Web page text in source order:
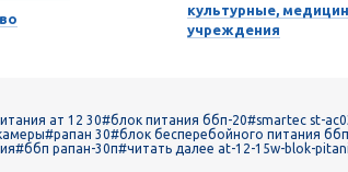
культурные,
учреждения
ат 12 30#блок питания ббп-20#smartec st-
#рапан 30#блок бесперебойного питания
#ббп рапан-30п#читать далее at-12-15w-blok-